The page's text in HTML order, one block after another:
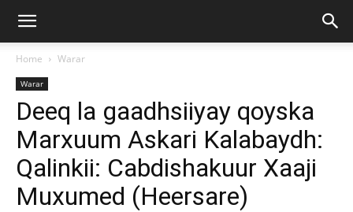
Home Warar
Warar
Deeq la gaadhsiiyay qoyska
Marxuum Askari Kalabaydh:
Qalinkii: Cabdishakuur Xaaji
Muxumed (Heersare)